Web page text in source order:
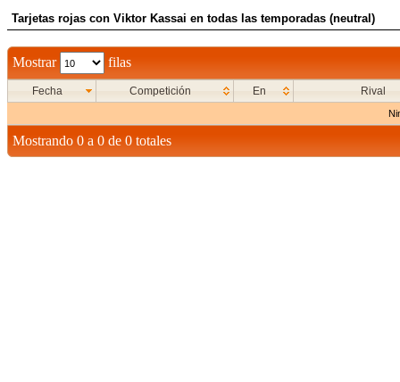
Tarjetas rojas con Viktor Kassai en todas las temporadas (neutral)
Mostrar filas
Fecha Competición En Rival
Mostrando 0 a 0 de 0 totales